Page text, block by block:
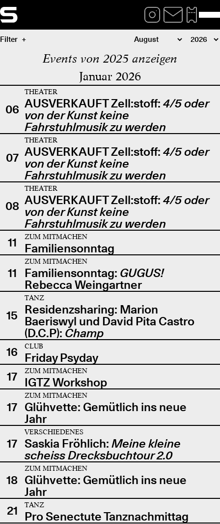
Filter
Events von 2025 anzeigen
Januar 2026
06
THEATER
AUSVERKAUFT Zell:stoff: 4/5 oder
von der Kunst keine
Fahrstuhlmusik zu werden
07
THEATER
AUSVERKAUFT Zell:stoff: 4/5 oder
von der Kunst keine
Fahrstuhlmusik zu werden
08
THEATER
AUSVERKAUFT Zell:stoff: 4/5 oder
von der Kunst keine
Fahrstuhlmusik zu werden
11
ZUM MITMACHEN
Familiensonntag
11
ZUM MITMACHEN
Familiensonntag: GUGUS!
Rebecca Weingartner
15
TANZ
Residenzsharing: Marion
Baeriswyl und David Pita Castro
(D.C.P): Champ
16
CLUB
Friday Psyday
17
ZUM MITMACHEN
IGTZ Workshop
17
ZUM MITMACHEN
Glühvette: Gemütlich ins neue
Jahr
17
VERSCHIEDENES
Saskia Fröhlich: Meine kleine
scheiss Drecksbuchtour 2.0
18
ZUM MITMACHEN
Glühvette: Gemütlich ins neue
Jahr
21
TANZ
Pro Senectute Tanznachmittag